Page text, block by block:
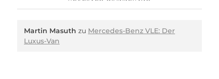
Martin Masuth zu Mercedes-Benz VLE: Der
Luxus-Van